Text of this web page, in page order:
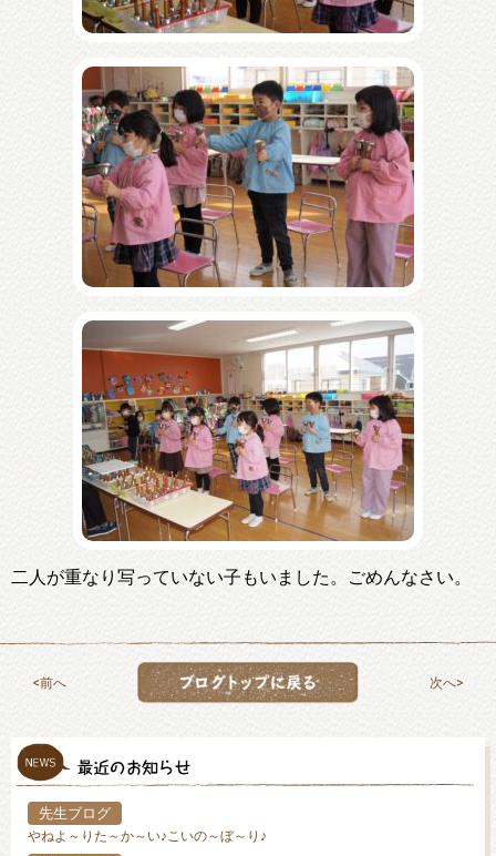
二人が重なり写っていない子もいました。ごめんなさい。
前へ 次へ
先生ブログ
やねよ～りた～か～い♪こいの～ぼ～り♪